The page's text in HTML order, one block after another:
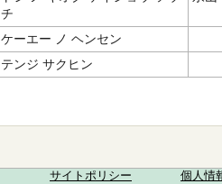
チ
ケーエー ノ ヘンセン
テンジ サクヒン
サイトポリシー 個人情